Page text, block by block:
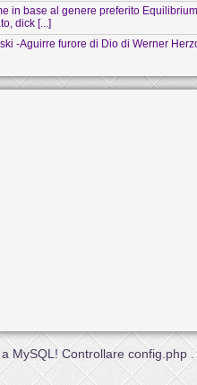
in base al genere preferito
dick [...]
-Aguirre furore di Dio di Werner
MySQL! Controllare config.php .